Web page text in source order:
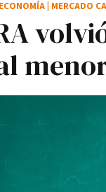
ECONOMÍA MERCADO